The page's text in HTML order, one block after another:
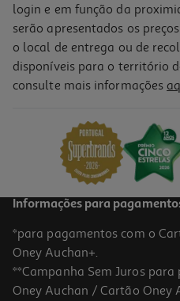
Aparador Rowenta Híbrido
46,99 €
login e em função da
serão apresentados os
o local de entrega ou de
disponíveis para o território
consulte mais informações
Informações para
*para pagamentos com o
Oney Auchan+.
**Campanha Sem Juros
Oney Auchan / Cartão Oney